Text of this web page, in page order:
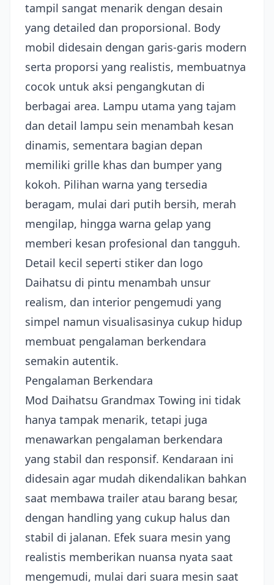
tampil sangat menarik dengan desain
yang detailed dan proporsional. Body
mobil didesain dengan garis-garis modern
serta proporsi yang realistis, membuatnya
cocok untuk aksi pengangkutan di
berbagai area. Lampu utama yang tajam
dan detail lampu sein menambah kesan
dinamis, sementara bagian depan
memiliki grille khas dan bumper yang
kokoh. Pilihan warna yang tersedia
beragam, mulai dari putih bersih, merah
mengilap, hingga warna gelap yang
memberi kesan profesional dan tangguh.
Detail kecil seperti stiker dan logo
Daihatsu di pintu menambah unsur
realism, dan interior pengemudi yang
simpel namun visualisasinya cukup hidup
membuat pengalaman berkendara
semakin autentik.
Pengalaman Berkendara
Mod Daihatsu Grandmax Towing ini tidak
hanya tampak menarik, tetapi juga
menawarkan pengalaman berkendara
yang stabil dan responsif. Kendaraan ini
didesain agar mudah dikendalikan bahkan
saat membawa trailer atau barang besar,
dengan handling yang cukup halus dan
stabil di jalanan. Efek suara mesin yang
realistis memberikan nuansa nyata saat
mengemudi, mulai dari suara mesin saat